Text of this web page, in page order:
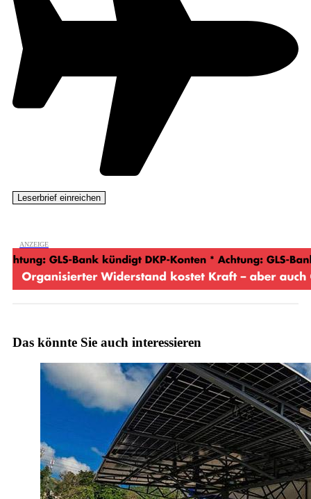
Das könnte Sie auch interessieren